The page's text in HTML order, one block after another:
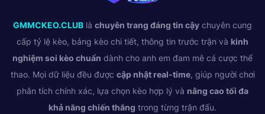
GMMCKEO.CLUB là chuyên trang đáng tin cậy chuyên cung
cấp tỷ lệ kèo, bảng kèo chi tiết, thông tin trước trận và kinh
nghiệm soi kèo chuẩn dành cho anh em đam mê cá cược thể
thao. Mọi dữ liệu đều được cập nhật real-time, giúp người chơi
phân tích chính xác, lựa chọn kèo hợp lý và nâng cao tối đa
khả năng chiến thắng trong từng trận đấu.